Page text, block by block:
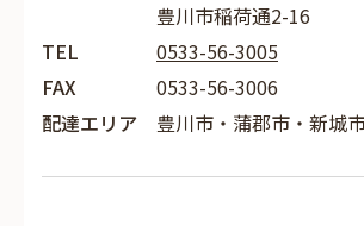
豊川市稲荷通2-16
TEL
0533-56-3005
FAX
0533-56-3006
配達エリア
豊川市・蒲郡市・新城